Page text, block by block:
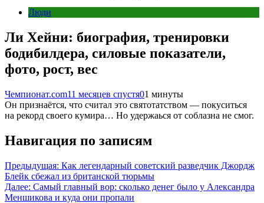
Люди
Ли Хейни: биография, тренировки
бодибилдера, силовые показатели,
фото, рост, вес
Чемпионат.com11 месяцев спустя01 минуты
Он признаётся, что считал это святотатством — покуситься
на рекорд своего кумира… Но удержаься от соблазна не смог.
Навигация по записям
Предыдущая: Как легендарный советский разведчик Джордж
Блейк сбежал из британской тюрьмы
Далее: Самый главный вор: сколько денег было у Александра
Меншикова и куда они пропали